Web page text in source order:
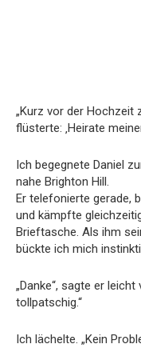
„Kurz vor der Hochzeit
flüsterte: ‚Heirate
Ich begegnete Daniel
nahe Brighton Hill.
Er telefonierte gerade,
und kämpfte
Brieftasche. Als ihm
bückte ich mich
„Danke“, sagte er
tollpatschig.“
Ich lächelte. „Kein